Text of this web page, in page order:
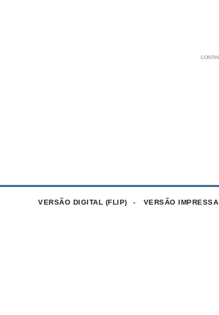
VERSÃO DIGITAL (FLIP) VERSÃO IMPRESSA